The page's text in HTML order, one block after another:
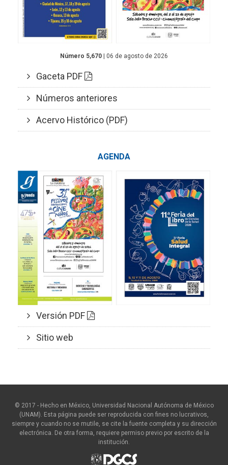
Número 5,670 | 06 de agosto de 2026
Gaceta PDF
Números anteriores
Acervo Histórico (PDF)
AGENDA
Versión PDF
Sitio web
© 2017 - Hecho en México, Universidad Nacional Autónoma de México
(UNAM). Esta página puede ser reproducida con fines no lucrativos,
siempre y cuando no se mutile, se cite la fuente completa y su dirección
electrónica. De otra forma, requiere permiso previo por escrito de la
institución.